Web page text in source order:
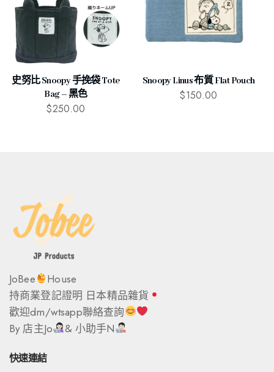
史努比 Snoopy 手挽袋 Tote
Bag – 黑色
$250.00
Snoopy Linus 布質 Flat Pouch
$150.00
JoBee
House
持商業登記證明 日本精品雜貨
歡迎dm/wtsapp聯絡查詢
By 店主Jo
& 小助手N
快速連結